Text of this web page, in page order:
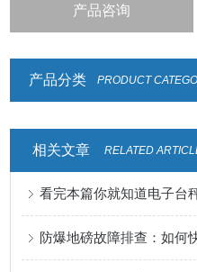
产品咨询
产品分类 PRODUCT
相关文章 RELATED
看完本篇你就知道电子台
防爆地磅故障排查：如何